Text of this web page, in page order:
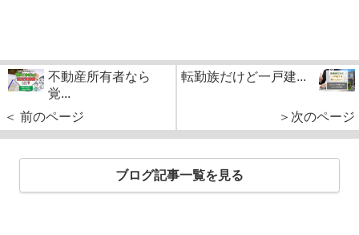
不動産所有者なら
覚...
＜ 前のページ
転勤族だけど一戸建...
＞次のページ
ブログ記事一覧を見る